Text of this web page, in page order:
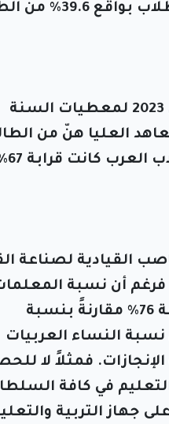
العليا كانت قرابة 57.9% في أواسط الطالبات مقارنةً
ووفق معطيات مجلس التعليم العالي التي نُشرت في كانون الأول 2023 لمعطيات السنة
العرب في المعاهد العليا هنّ من
العربيات.
القيادية لصناعة
فرغم أن نسبة
العربيات في جهاز التربية والتعليم في المجتمع العربي تصل قرابة 76% مقارنةً بنسبة
قرابة الـ 24% في العام الدراسي 2022-2023 إلا أن نسبة النساء العربيات
فمثلاً لا
في كافة
وتأثيره على جهاز التربية